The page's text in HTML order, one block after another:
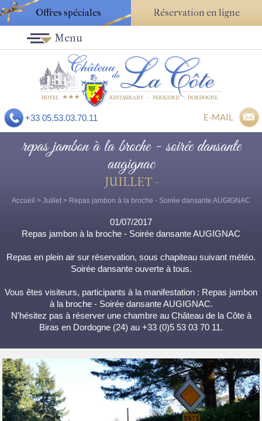
Offres spéciales Réservation en ligne
+33 05.53.03.70.11 E-MAIL
Menu
repas jambon à la broche - soirée dansante
augignac
JUILLET -
Accueil > Juillet > Repas jambon à la broche - Soirée dansante AUGIGNAC
01/07/2017
Repas jambon à la broche - Soirée dansante AUGIGNAC
Repas en plein air sur réservation, sous chapiteau suivant météo.
Soirée dansante ouverte à tous.
Vous êtes visiteurs, participants à la manifestation : Repas jambon
à la broche - Soirée dansante AUGIGNAC.
N'hésitez pas à réserver une chambre au Château de la Côte à
Biras en Dordogne (24) au +33 (0)5 53 03 70 11.